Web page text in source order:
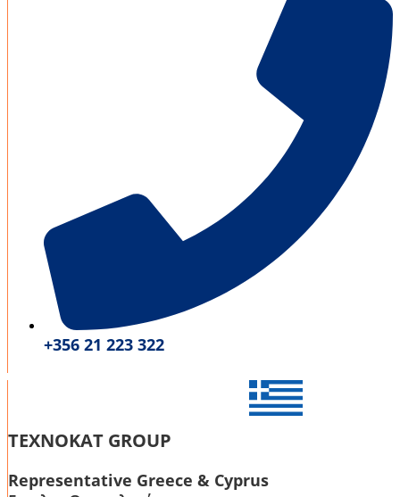
+356 21 223 322
TEXNOKAT GROUP
Representative Greece & Cyprus